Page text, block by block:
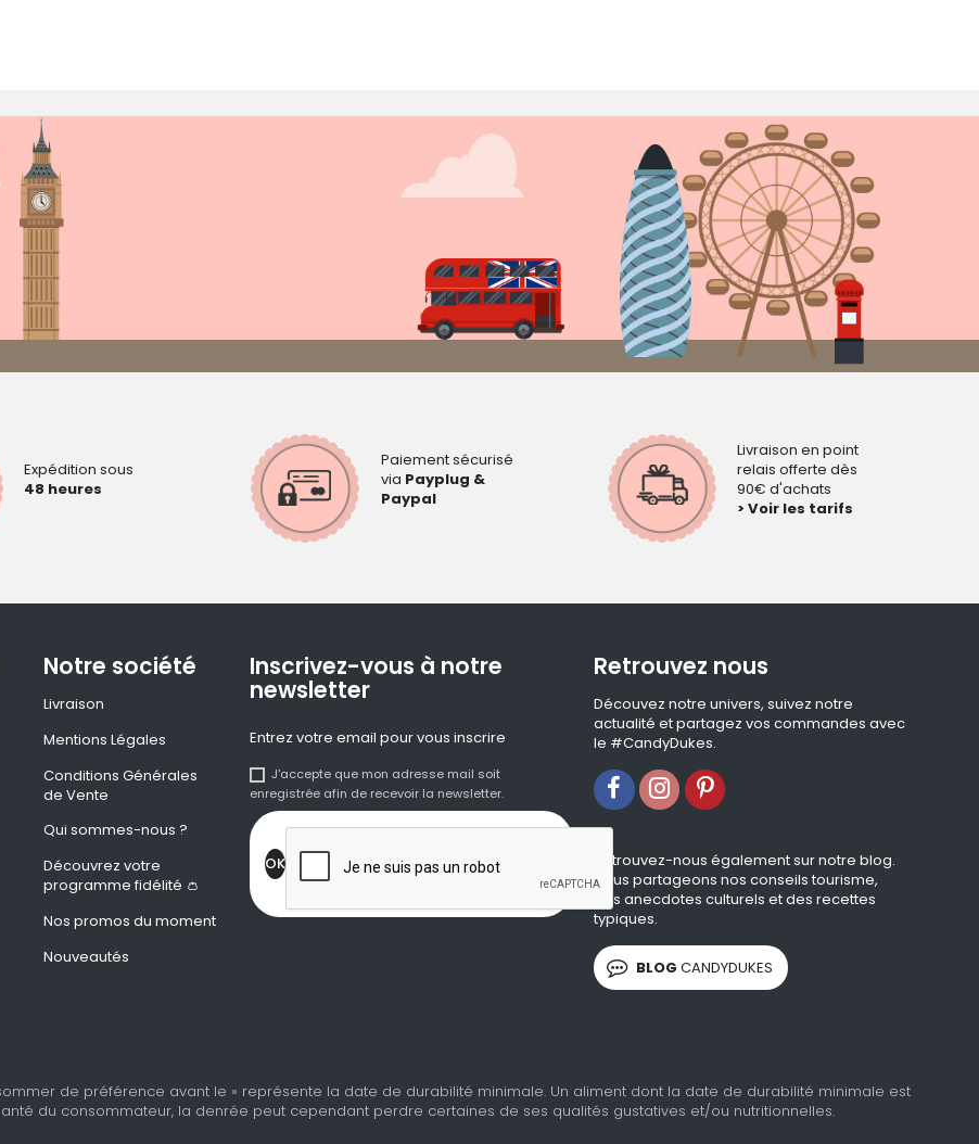
Expédition sous
48 heures
Paiement sécurisé
via Payplug &
Paypal
Livraison en point
relais offerte dès
90€ d'achats
> Voir les tarifs
Notre société
Livraison
Mentions Légales
Conditions Générales
de Vente
Qui sommes-nous ?
Découvrez votre
programme fidélité 👛
Nos promos du moment
Nouveautés
Inscrivez-vous à notre
newsletter
Entrez votre email pour vous inscrire
J'accepte que mon adresse mail soit
enregistrée afin de recevoir la newsletter.
Retrouvez nous
Découvez notre univers, suivez notre
actualité et partagez vos commandes avec
le #CandyDukes.
Retrouvez-nous également sur notre blog.
Nous partageons nos conseils tourisme,
des anecdotes culturels et des recettes
typiques.
BLOG CANDYDUKES
de préférence avant le » représente la date de durabilité minimale. Un aliment dont la date de durabilité minimale est
du consommateur, la denrée peut cependant perdre certaines de ses qualités gustatives et/ou nutritionnelles.